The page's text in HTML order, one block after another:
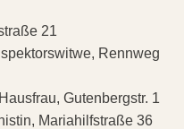
21
Rennweg
Gutenbergstr. 1
Mariahilfstraße 36